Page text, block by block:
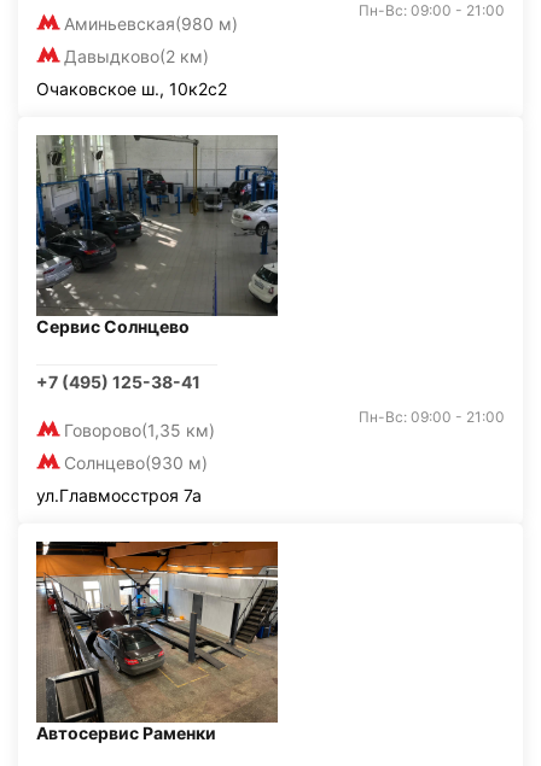
Аминьевская(980 м)
Давыдково(2 км)
Пн-Вс: 09:00 - 21:00
Очаковское ш., 10к2с2
Сервис Солнцево
+7 (495) 125-38-41
Говорово(1,35 км)
Солнцево(930 м)
Пн-Вс: 09:00 - 21:00
ул.Главмосстроя 7а
Автосервис Раменки